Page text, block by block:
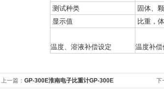
测试种类
固体、
显示值
比重，
温度、溶液补偿设定 温度补
上一篇： GP-300E淮南电子比重计GP-300E 下